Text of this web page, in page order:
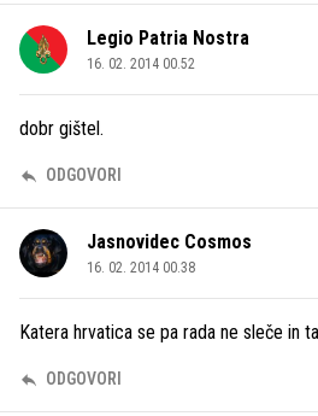
Legio Patria Nostra
16. 02. 2014 00.52
dobr gištel.
ODGOVORI
Jasnovidec Cosmos
16. 02. 2014 00.38
Katera hrvatica se pa rada ne sleče in
ODGOVORI